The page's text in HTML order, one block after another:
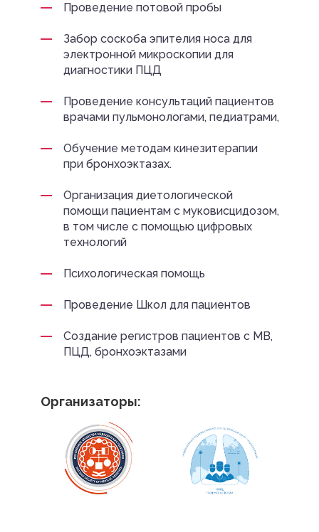
Проведение потовой пробы
Забор соскоба эпителия носа для
электронной микроскопии для
диагностики ПЦД
Проведение консультаций пациентов
врачами пульмонологами, педиатрами,
Обучение методам кинезитерапии
при бронхоэктазах.
Организация диетологической
помощи пациентам с муковисцидозом,
в том числе с помощью цифровых
технологий
Психологическая помощь
Проведение Школ для пациентов
Создание регистров пациентов с МВ,
ПЦД, бронхоэктазами
Организаторы: